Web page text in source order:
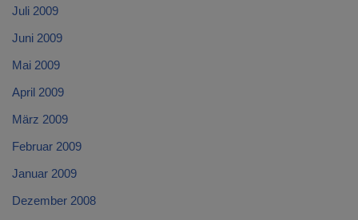
Juli 2009
Juni 2009
Mai 2009
April 2009
März 2009
Februar 2009
Januar 2009
Dezember 2008